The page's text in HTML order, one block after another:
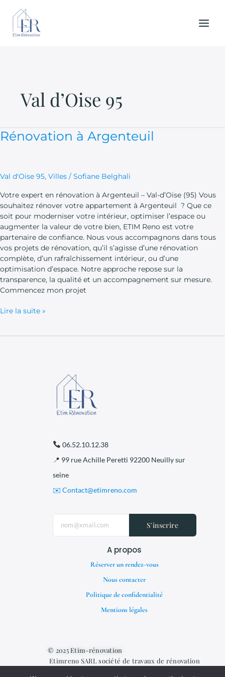
contenu
Val d’Oise 95
Rénovation à Argenteuil
Val d'Oise 95, Villes / Sofiane Belghali
Votre expert en rénovation à Argenteuil – Val-d’Oise (95) Vous
souhaitez rénover votre appartement à Argenteuil ? Que ce
soit pour moderniser votre intérieur, optimiser l’espace ou
augmenter la valeur de votre bien, ETIM Reno est votre
partenaire de confiance. Nous vous accompagnons dans tous
vos projets de rénovation, qu’il s’agisse d’une rénovation
complète, d’un rafraîchissement intérieur, ou d’une
optimisation d’espace. Notre approche repose sur la
transparence, la qualité et un accompagnement sur mesure.
Commencez mon projet
Rénovation
à
Lire la suite »
06.52.10.12.38
📍 99 rue Achille Peretti 92200 Neuilly sur
seine
✉️ Contact@etimreno.com
S'inscrire
A propos
Réserver un rendez-vous
Nous contacter
Politique de confidentialité
Mentions légales
Etimreno SARL société de travaux de rénovation
© 2025 Etim-rénovation